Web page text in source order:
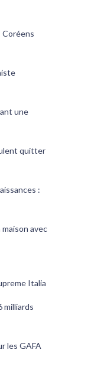
Coréens
une
quitter
:
avec
Italia
milliards
les GAFA